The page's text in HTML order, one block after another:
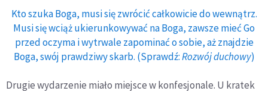
Kto szuka Boga, musi się zwrócić całkowicie do wewnątrz.
Musi się wciąż ukierunkowywać na Boga, zawsze mieć Go
przed oczyma i wytrwale zapominać o sobie, aż znajdzie
Boga, swój prawdziwy skarb. (Sprawdź:Rozwój duchowy)
Drugie wydarzenie miało miejsce w konfesjonale. U kratek